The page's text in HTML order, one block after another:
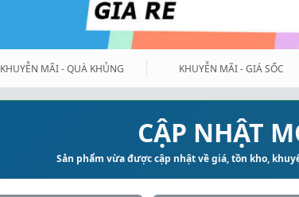
KHUYỄN MÃI - QUÀ KHỦNG KHUYỄN MÃI - GIÁ SỐC
CẬP NHẬT
Sản phẩm vừa được cập nhật về giá, tồn kho,